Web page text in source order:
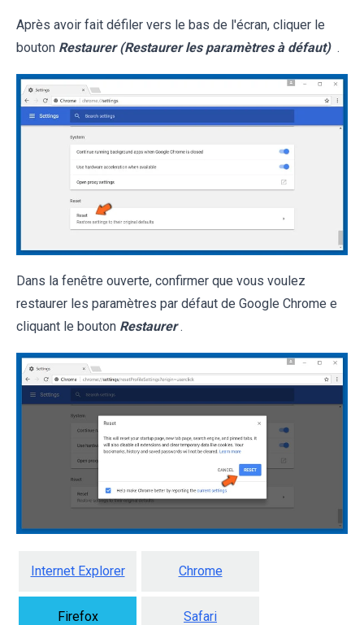
Après avoir fait défiler vers le bas de l'écran, cliquer le
bouton Restaurer (Restaurer les paramètres à défaut) .
Dans la fenêtre ouverte, confirmer que vous voulez
restaurer les paramètres par défaut de Google Chrome e
cliquant le bouton Restaurer .
Internet Explorer Chrome
Firefox Safari